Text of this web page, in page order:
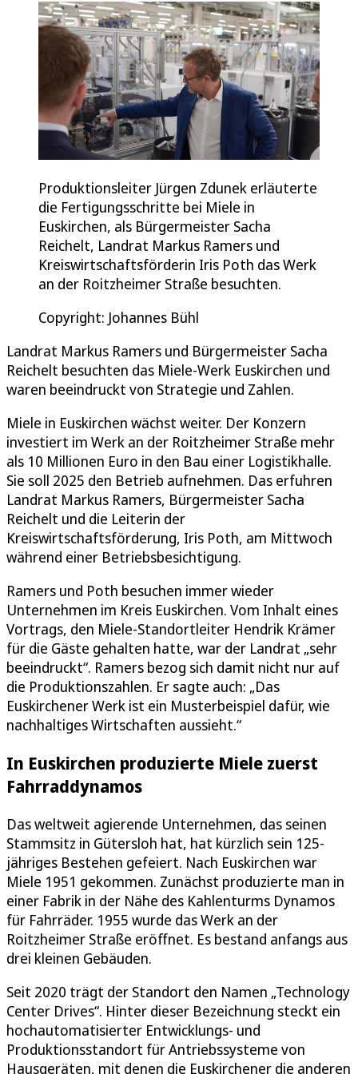
Produktionsleiter Jürgen Zdunek erläuterte
die Fertigungsschritte bei Miele in
Euskirchen, als Bürgermeister Sacha
Reichelt, Landrat Markus Ramers und
Kreiswirtschaftsförderin Iris Poth das Werk
an der Roitzheimer Straße besuchten.
Copyright: Johannes Bühl
Landrat Markus Ramers und Bürgermeister Sacha
Reichelt besuchten das Miele-Werk Euskirchen und
waren beeindruckt von Strategie und Zahlen.
Miele in Euskirchen wächst weiter. Der Konzern
investiert im Werk an der Roitzheimer Straße mehr
als 10 Millionen Euro in den Bau einer Logistikhalle.
Sie soll 2025 den Betrieb aufnehmen. Das erfuhren
Landrat Markus Ramers, Bürgermeister Sacha
Reichelt und die Leiterin der
Kreiswirtschaftsförderung, Iris Poth, am Mittwoch
während einer Betriebsbesichtigung.
Ramers und Poth besuchen immer wieder
Unternehmen im Kreis Euskirchen. Vom Inhalt eines
Vortrags, den Miele-Standortleiter Hendrik Krämer
für die Gäste gehalten hatte, war der Landrat „sehr
beeindruckt“. Ramers bezog sich damit nicht nur auf
die Produktionszahlen. Er sagte auch: „Das
Euskirchener Werk ist ein Musterbeispiel dafür, wie
nachhaltiges Wirtschaften aussieht.“
In Euskirchen produzierte Miele zuerst
Fahrraddynamos
Das weltweit agierende Unternehmen, das seinen
Stammsitz in Gütersloh hat, hat kürzlich sein 125-
jähriges Bestehen gefeiert. Nach Euskirchen war
Miele 1951 gekommen. Zunächst produzierte man in
einer Fabrik in der Nähe des Kahlenturms Dynamos
für Fahrräder. 1955 wurde das Werk an der
Roitzheimer Straße eröffnet. Es bestand anfangs aus
drei kleinen Gebäuden.
Seit 2020 trägt der Standort den Namen „Technology
Center Drives“. Hinter dieser Bezeichnung steckt ein
hochautomatisierter Entwicklungs- und
Produktionsstandort für Antriebssysteme von
Hausgeräten, mit denen die Euskirchener die anderen